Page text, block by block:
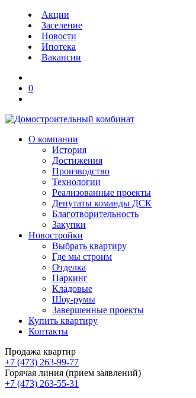
Акции
Заселение
Новости
Ипотека
Вакансии
0
О компании
История
Достижения
Производство
Технологии
Реализованные проекты
Депутаты команды ДСК
Благотворительность
Закупки
Новостройки
Выбрать квартиру
Где мы строим
Отделка
Паркинг
Кладовые
Шоу-румы
Завершенные проекты
Купить квартиру
Контакты
Продажа квартир
+7 (473) 263-99-77
Горячая линия (прием заявлений)
+7 (473) 263-55-31